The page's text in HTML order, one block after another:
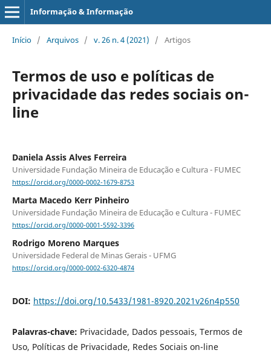
Informação & Informação
Início / Arquivos / v. 26 n. 4 (2021) / Artigos
Termos de uso e políticas de
privacidade das redes sociais on-
line
Daniela Assis Alves Ferreira
Universidade Fundação Mineira de Educação e Cultura - FUMEC
https://orcid.org/0000-0002-1679-8753
Marta Macedo Kerr Pinheiro
Universidade Fundação Mineira de Educação e Cultura - FUMEC
https://orcid.org/0000-0001-5592-3396
Rodrigo Moreno Marques
Universidade Federal de Minas Gerais - UFMG
https://orcid.org/0000-0002-6320-4874
DOI: https://doi.org/10.5433/1981-8920.2021v26n4p550
Palavras-chave: Privacidade, Dados pessoais, Termos de
Uso, Políticas de Privacidade, Redes Sociais on-line